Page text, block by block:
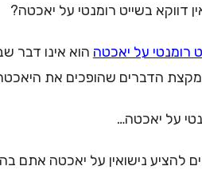
דווקא בשייט רומנטי על יאכטה?
רומנטי על יאכטה הוא אינו דבר
הדברים שהופכים את
על יאכטה…
נישואין על יאכטה אתם